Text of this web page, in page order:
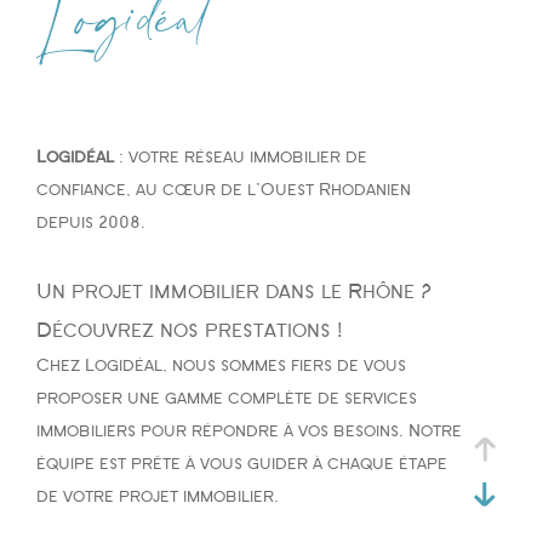
Logidéal
Logidéal: votre réseau immobilier de
confiance, au cœur de l'Ouest Rhodanien
depuis 2008.
Un projet immobilier dans le Rhône ?
Découvrez nos prestations !
Chez Logidéal, nous sommes fiers de vous
proposer une gamme complète de services
immobiliers pour répondre à vos besoins. Notre
équipe est prête à vous guider à chaque étape
de votre projet immobilier.
Type de bien
Budget
PIÈCES
1 2 3 4